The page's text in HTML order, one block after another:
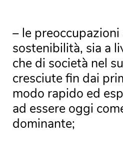
– le
sostenibilità, sia a
che di società nel
cresciute fin dai
modo rapido ed
ad essere oggi
dominante;